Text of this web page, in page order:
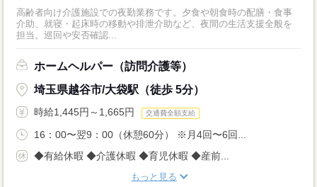
高齢者向け介護施設での夜勤業務です。夕食や朝食時の配膳・食事
介助、就寝・起床時の移動や排泄介助など、夜間の生活支援全般を
担当。巡回や安否確認...
ホームヘルパー（訪問介護等）
埼玉県越谷市/大袋駅（徒歩 5分）
時給1,445円～1,665円 交通費全額支給
16：00〜翌9：00（休憩60分） ※月4回〜6回...
◆有給休暇 ◆介護休暇 ◆育児休暇 ◆産前...
もっと見る